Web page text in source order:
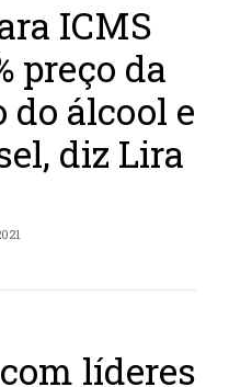
ICMS
preço da
do álcool e
diz Lira
líderes